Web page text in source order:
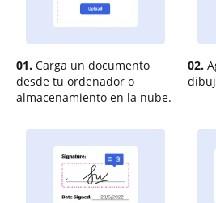
01. Carga un documento
desde tu ordenador o
almacenamiento en la nube.
02.